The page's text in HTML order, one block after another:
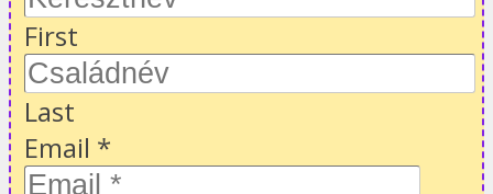
First
Last
Email *